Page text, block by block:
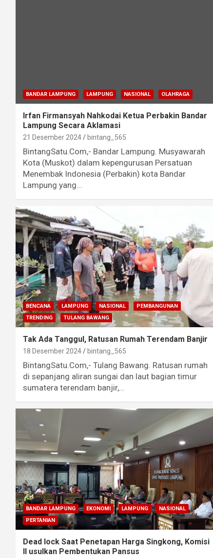
BANDAR LAMPUNG LAMPUNG NASIONAL OLAHRAGA
Irfan Firmansyah Nahkodai Ketua Perbakin Bandar
Lampung Secara Aklamasi
21 Desember 2024 bintang_565
BintangSatu.Com,- Bandar Lampung. Musyawarah
Kota (Muskot) dalam kepengurusan Persatuan
Menembak Indonesia (Perbakin) kota Bandar
Lampung yang…
BENCANA LAMPUNG NASIONAL
PEMBANGUNAN
TRENDING
TULANG BAWANG
Tak Ada Tanggul, Ratusan Rumah Terendam Banjir
18 Desember 2024 bintang_565
BintangSatu.Com,- Tulang Bawang. Ratusan rumah
di sepanjang aliran sungai dan laut bagian timur
sumatera terendam banjir,…
BANDAR LAMPUNG EKONOMI LAMPUNG
NASIONAL
PERTANIAN
Dead lock Saat Penetapan Harga Singkong, Komisi
II usulkan Pembentukan Pansus